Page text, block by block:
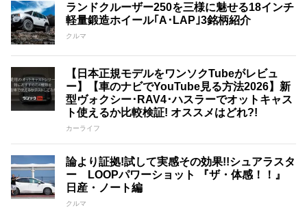
ランドクルーザー250を三様に魅せる18インチ
軽量鍛造ホイール｢A･LAP｣3銘柄紹介
クルマ
【日本正規モデルをワンソクTubeがレビュ
ー】【車のナビでYouTube見る方法2026】新
型ヴォクシー･RAV4･ハスラーでオットキャス
ト使えるか比較検証! オススメはどれ?!
カーライフ
論より証拠!試して実感その効果!!シュアラスタ
ー LOOPパワーショット 『ザ・体感！！』
日産・ノート編
クルマ